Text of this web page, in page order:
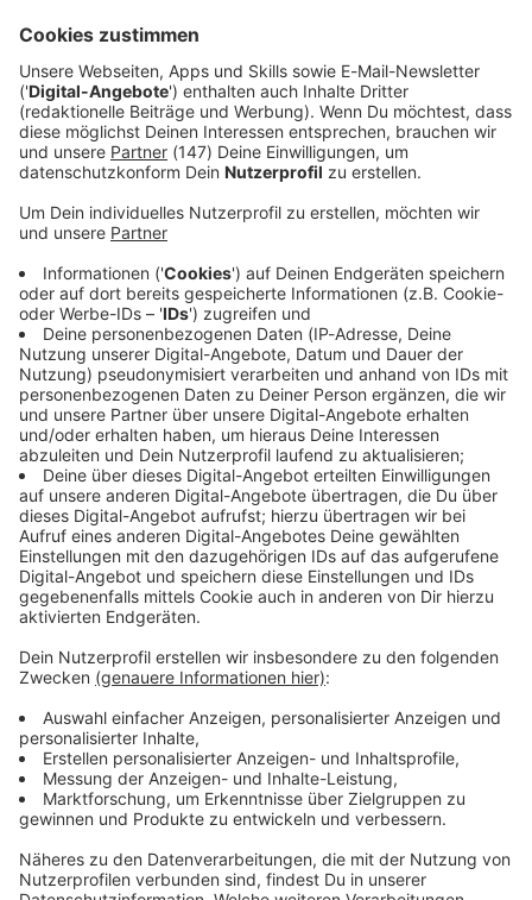
Immer auf dem Laufenden
bleiben!
Verpass' nichts mehr - mit unserem kostenlosen
ANTENNE BAYERN Newsletter. Ob Nachrichten,
Lifestyle oder unsere neuesten Aktionen - wir
informieren dich.
Zum Newsletter anmelden